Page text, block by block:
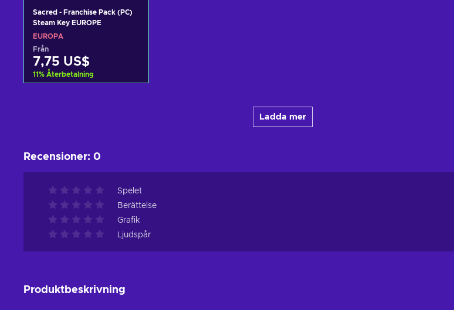
Sacred - Franchise Pack (PC)
Steam Key EUROPE
EUROPA
Från
7,75 US$
11% Återbetalning
Ladda mer
Recensioner: 0
Spelet
Berättelse
Grafik
Ljudspår
Produktbeskrivning